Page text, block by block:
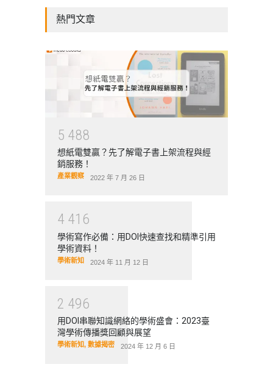
熱門文章
5 488
想紙電雙贏？先了解電子書上架流程與經
銷服務！
產業觀察 2022 年 7 月 26 日
4 41 6
學術寫作必備：用DOI快速查找和精準引用
學術資料！
學術新知 2024 年 11 月 12 日
2 496
用DOI串聯知識網絡的學術盛會：2023臺
灣學術傳播獎回顧與展望
學術新知, 數據揭密 2024 年 12 月 6 日